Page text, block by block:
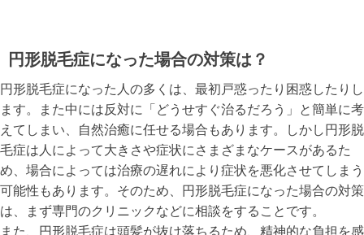
円形脱毛症になった場合の対策は？
円形脱毛症になった人の多くは、最初戸惑ったり困惑したりし
ます。また中には反対に「どうせすぐ治るだろう」と簡単に考
えてしまい、自然治癒に任せる場合もあります。しかし円形脱
毛症は人によって大きさや症状にさまざまなケースがあるた
め、場合によっては治療の遅れにより症状を悪化させてしまう
可能性もあります。そのため、円形脱毛症になった場合の対策
は、まず専門のクリニックなどに相談をすることです。
また、円形脱毛症は頭髪が抜け落ちるため、精神的な負担を感